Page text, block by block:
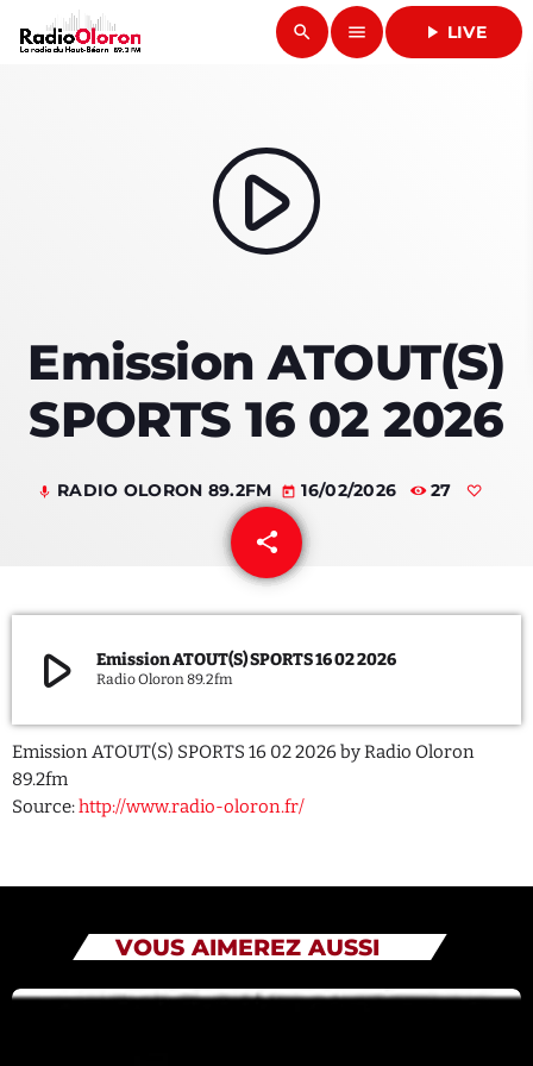
search menu play_arrow LIVE
close
RADIO OLORON
PROGRAMMES & ÉMISSIONS
TITRES DIFFUSÉS
QUI SOMMES NOUS ?
ADHÉRER OU SOUTENIR
Archives
juillet 2026
octobre 2025
play_arrow
Emission ATOUT(S)
SPORTS 16 02 2026
mic RADIO OLORON 89.2FM today 16/02/2026 27
share
email
play_arrow Emission ATOUT(S) SPORTS 16 02 2026
Radio Oloron 89.2fm
Emission ATOUT(S) SPORTS 16 02 2026 by Radio Oloron
89.2fm
Source:http://www.radio-oloron.fr/
VOUS AIMEREZ AUSSI